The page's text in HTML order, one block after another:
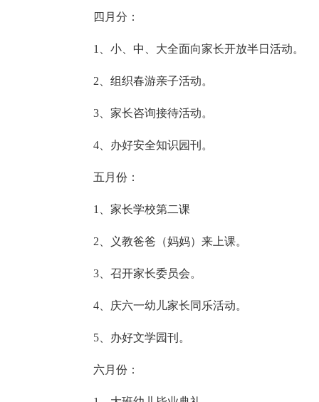
四月分：
1、小、中、大全面向家长开放半日活动。
2、组织春游亲子活动。
3、家长咨询接待活动。
4、办好安全知识园刊。
五月份：
1、家长学校第二课
2、义教爸爸（妈妈）来上课。
3、召开家长委员会。
4、庆六一幼儿家长同乐活动。
5、办好文学园刊。
六月份：